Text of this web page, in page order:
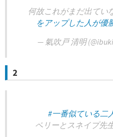
何故これがまだ出てい
をアップした人が優
— 氣吹戸 清明
2
#一番似ている二
ペリーとスネイプ先